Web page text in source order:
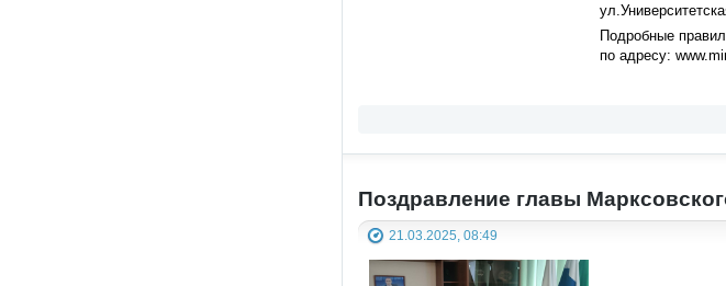
Подробные
по адресу:
Поздравление главы
21.03.2025, 08:49